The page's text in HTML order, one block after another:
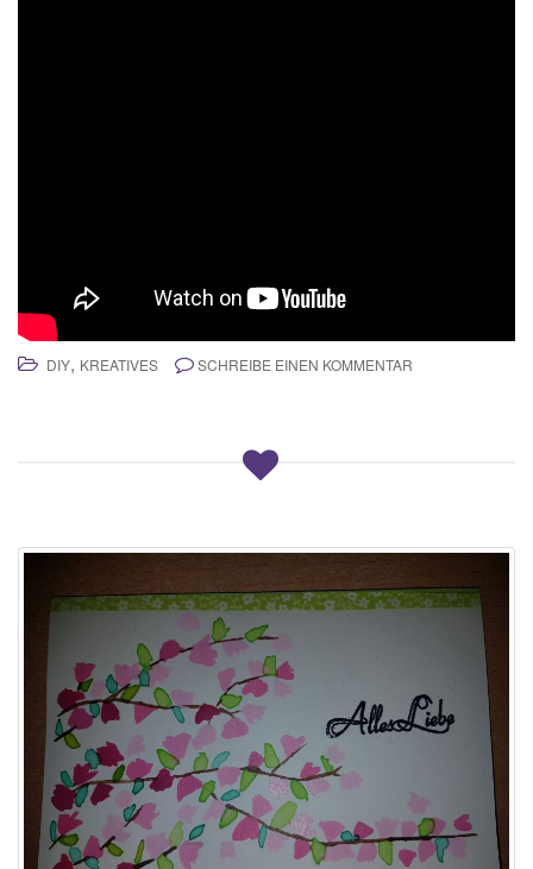
DIY, KREATIVES SCHREIBE EINEN KOMMENTAR